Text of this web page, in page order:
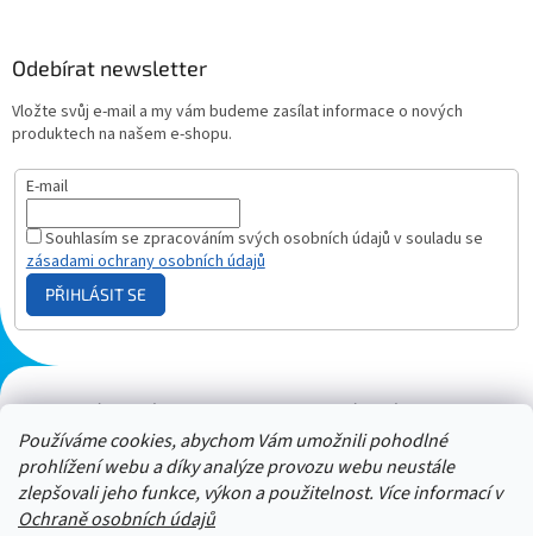
Používáme cookies, abychom Vám umožnili pohodlné
prohlížení webu a díky analýze provozu webu neustále
zlepšovali jeho funkce, výkon a použitelnost. Více informací v
Ochraně osobních údajů
Odebírat newsletter
Vložte svůj e-mail a my vám budeme zasílat informace o nových
produktech na našem e-shopu.
E-mail
Souhlasím se zpracováním svých osobních údajů v souladu se
zásadami ochrany osobních údajů
PŘIHLÁSIT SE
Plazmový generátor.cz Heureka - hodnocení Solárne panely.sk
Parasite zapper